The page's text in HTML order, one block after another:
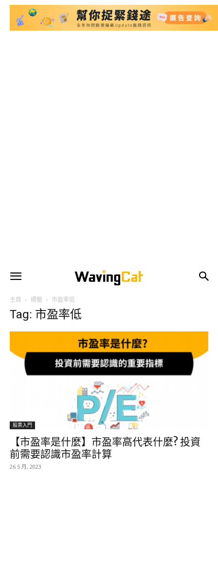
主頁 標籤 市盈率低
Tag: 市盈率低
股票入門
【市盈率是什麼】市盈率高代表什麼? 投資
前需要認識市盈率計算
26 5 月, 2023